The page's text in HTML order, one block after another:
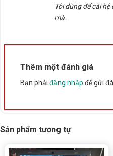
Thông số kỹ thuật
Tôi dùng để cài
mà.
Thêm một đánh giá
Bạn phải đăng nhập để gửi
Sản phẩm tương tự